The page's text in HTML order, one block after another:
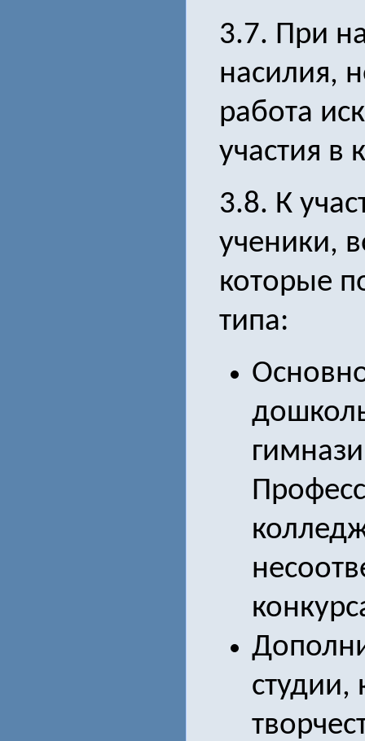
3.7. При
насилия,
работа
участия в
3.8. К
ученики,
которые
типа:
студии,